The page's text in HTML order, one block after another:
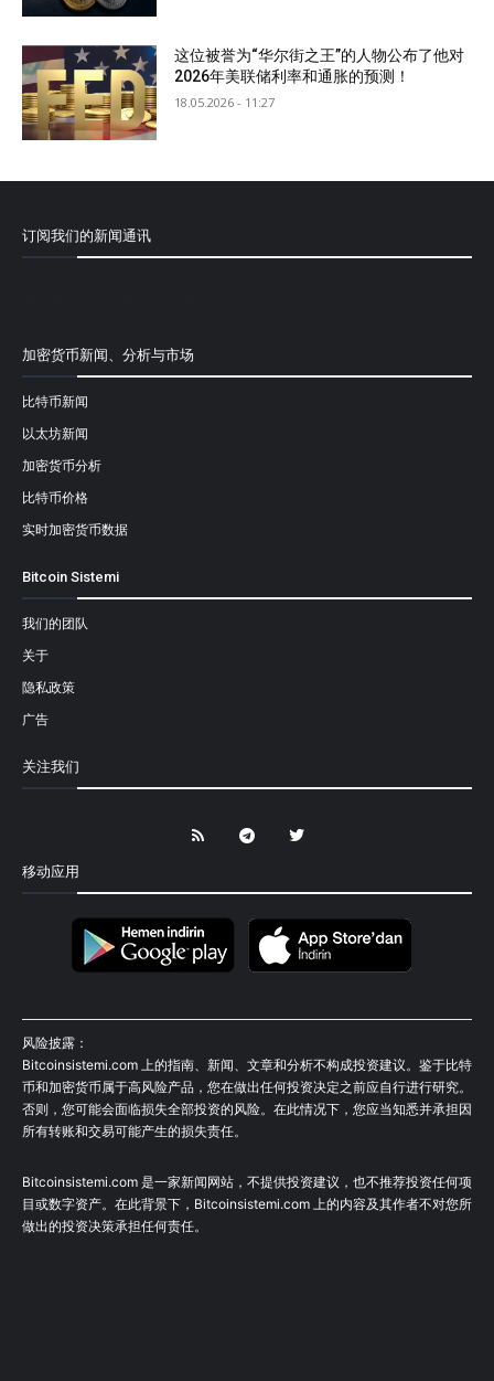
这位被誉为“华尔街之王”的人物公布了他对
2026年美联储利率和通胀的预测！
18.05.2026 - 11:27
订阅我们的新闻通讯
加密货币新闻、分析与市场
比特币新闻
以太坊新闻
加密货币分析
比特币价格
实时加密货币数据
Bitcoin Sistemi
我们的团队
关于
隐私政策
广告
关注我们
移动应用
风险披露：
Bitcoinsistemi.com 上的指南、新闻、文章和分析不构成投资建议。鉴于比特
币和加密货币属于高风险产品，您在做出任何投资决定之前应自行进行研究。
否则，您可能会面临损失全部投资的风险。在此情况下，您应当知悉并承担因
所有转账和交易可能产生的损失责任。
Bitcoinsistemi.com 是一家新闻网站，不提供投资建议，也不推荐投资任何项
目或数字资产。在此背景下，Bitcoinsistemi.com 上的内容及其作者不对您所
做出的投资决策承担任何责任。